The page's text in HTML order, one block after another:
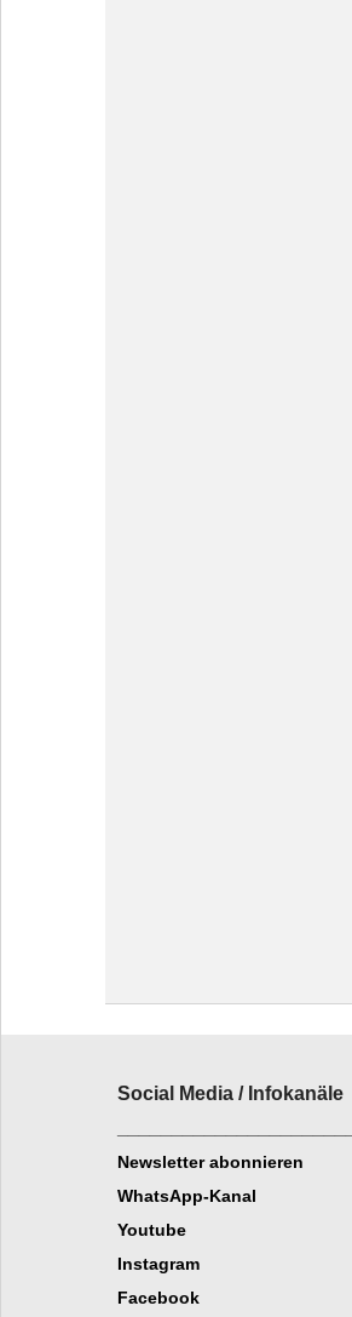
Social Media / Infokanäle
Newsletter abonnieren
WhatsApp-Kanal
Youtube
Instagram
Facebook